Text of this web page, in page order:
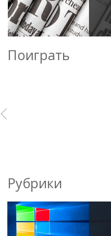
Поиграть
Рубрики